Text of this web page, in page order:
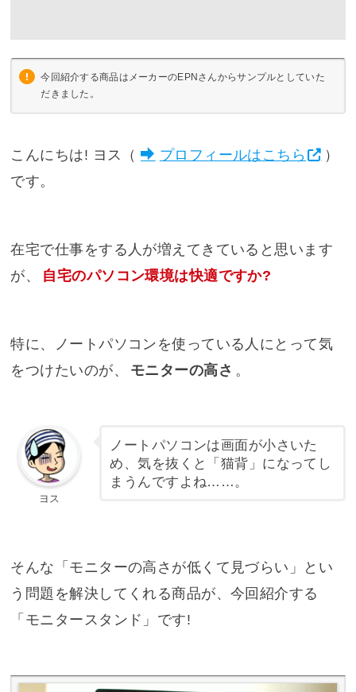
今回紹介する商品はメーカーのEPNさんからサンプルとしていた
だきました。
こんにちは! ヨス（ プロフィールはこちら
）
です。
在宅で仕事をする人が増えてきていると思います
が、
自宅のパソコン環境は快適ですか?
特に、ノートパソコンを使っている人にとって気
をつけたいのが、
モニターの高さ 。
ヨス
ノートパソコンは画面が小さいた
め、気を抜くと「猫背」になってし
まうんですよね……。
そんな「モニターの高さが低くて見づらい」とい
う問題を解決してくれる商品が、今回紹介する
「モニタースタンド」です!